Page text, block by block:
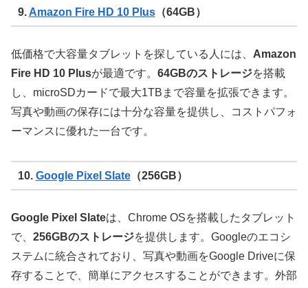
9. Amazon Fire HD 10 Plus（64GB）
低価格で大容量タブレットを探している人には、 Amazon
Fire HD 10 Plusが最適です。 64GBのストレージを搭載
し、microSDカードで最大1TBまで容量を拡張できます。
写真や動画の保存には十分な容量を提供し、コストパフォ
ーマンスに優れた一台です。
10. Google Pixel Slate（256GB）
Google Pixel Slateは、Chrome OSを搭載したタブレット
で、 256GBのストレージを提供します。Googleのエコシ
ステムに統合されており、写真や動画をGoogle Driveに保
存することで、簡単にアクセスすることができます。外部